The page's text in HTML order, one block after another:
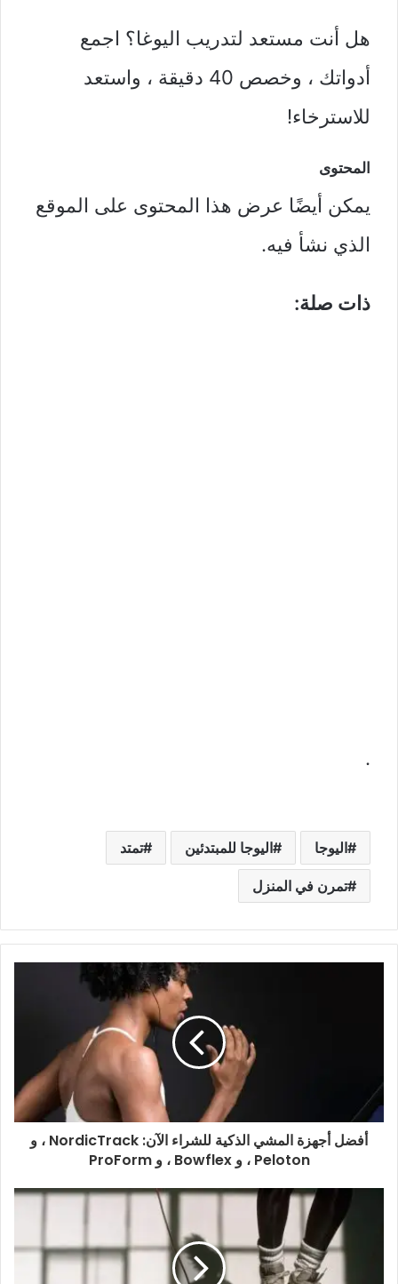
هل أنت مستعد لتدريب اليوغا؟ اجمع
أدواتك ، وخصص 40 دقيقة ، واستعد
للاسترخاء!
المحتوى
يمكن أيضًا عرض هذا المحتوى على الموقع
الذي نشأ فيه.
ذات صلة:
.
اليوجا اليوجا للمبتدئين تمتد
تمرن في المنزل
أفضل أجهزة المشي الذكية للشراء الآن: NordicTrack ، و
Peloton ، و Bowflex ، و ProForm